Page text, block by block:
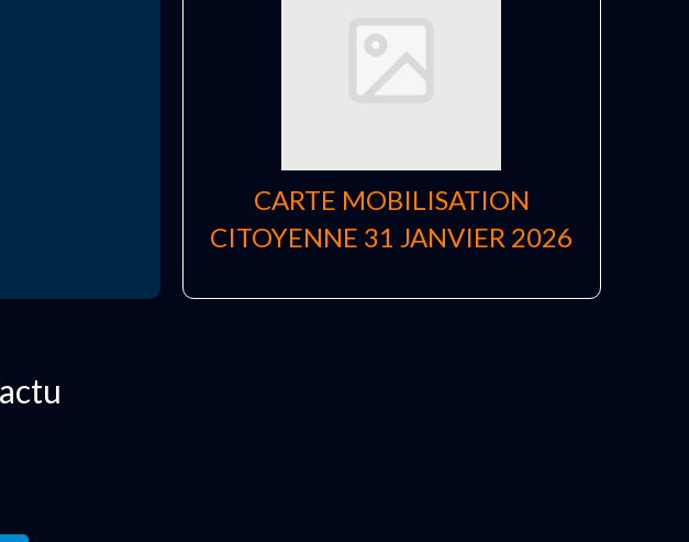
CARTE MOBILISATION
CITOYENNE 31 JANVIER 2026